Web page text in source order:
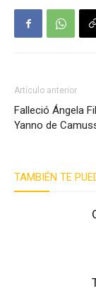
Artículo anterior
Falleció Ángela
Yanno de
TAMBIÉN TE